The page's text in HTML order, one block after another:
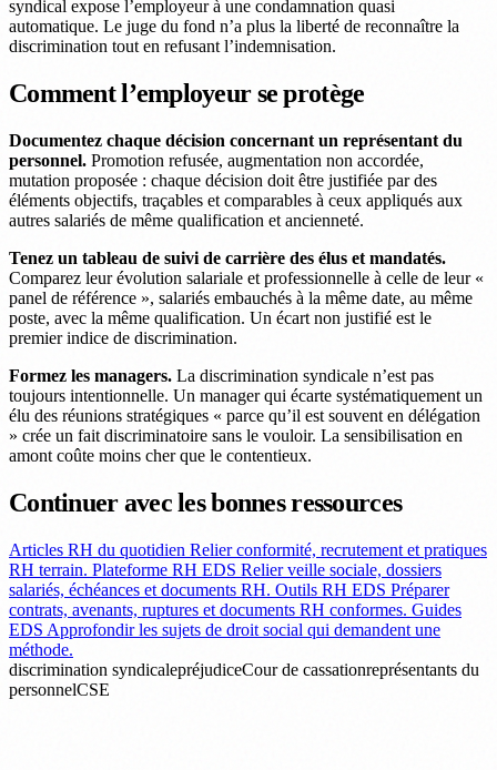
syndical expose l’employeur à une condamnation quasi
automatique. Le juge du fond n’a plus la liberté de reconnaître la
discrimination tout en refusant l’indemnisation.
Comment l’employeur se protège
Documentez chaque décision concernant un représentant du
personnel. Promotion refusée, augmentation non accordée,
mutation proposée : chaque décision doit être justifiée par des
éléments objectifs, traçables et comparables à ceux appliqués aux
autres salariés de même qualification et ancienneté.
Tenez un tableau de suivi de carrière des élus et mandatés.
Comparez leur évolution salariale et professionnelle à celle de leur «
panel de référence », salariés embauchés à la même date, au même
poste, avec la même qualification. Un écart non justifié est le
premier indice de discrimination.
Formez les managers. La discrimination syndicale n’est pas
toujours intentionnelle. Un manager qui écarte systématiquement un
élu des réunions stratégiques « parce qu’il est souvent en délégation
» crée un fait discriminatoire sans le vouloir. La sensibilisation en
amont coûte moins cher que le contentieux.
Continuer avec les bonnes ressources
Articles RH du quotidien Relier conformité, recrutement et pratiques
RH terrain. Plateforme RH EDS Relier veille sociale, dossiers
salariés, échéances et documents RH. Outils RH EDS Préparer
contrats, avenants, ruptures et documents RH conformes. Guides
EDS Approfondir les sujets de droit social qui demandent une
méthode.
discrimination syndicalepréjudiceCour de cassationreprésentants du
personnelCSE